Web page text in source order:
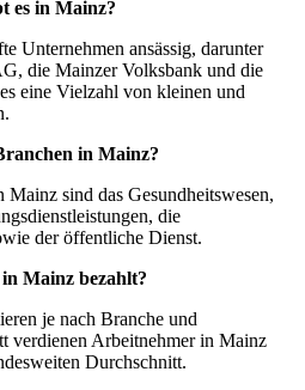
es in Mainz?
Unternehmen ansässig, darunter
die Mainzer Volksbank und die
eine Vielzahl von kleinen und
in Mainz?
sind das Gesundheitswesen,
die
der öffentliche Dienst.
Mainz bezahlt?
je nach Branche und
verdienen Arbeitnehmer in Mainz
Durchschnitt.